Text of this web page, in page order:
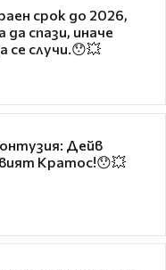
срок до 2026,
спази, иначе
се случи.😯💥
Дейв
Кратос!😯💥